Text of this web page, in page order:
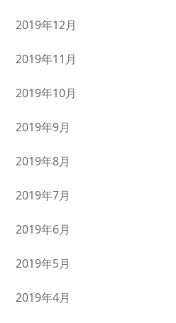
2019年12月
2019年11月
2019年10月
2019年9月
2019年8月
2019年7月
2019年6月
2019年5月
2019年4月